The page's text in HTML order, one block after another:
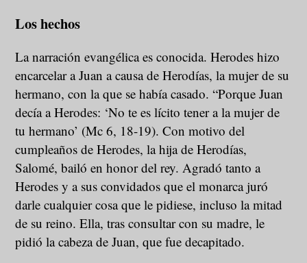
Los hechos
La narración evangélica es conocida. Herodes hizo
encarcelar a Juan a causa de Herodías, la mujer de su
hermano, con la que se había casado. “Porque Juan
decía a Herodes: ‘No te es lícito tener a la mujer de
tu hermano’ (Mc 6, 18-19). Con motivo del
cumpleaños de Herodes, la hija de Herodías,
Salomé, bailó en honor del rey. Agradó tanto a
Herodes y a sus convidados que el monarca juró
darle cualquier cosa que le pidiese, incluso la mitad
de su reino. Ella, tras consultar con su madre, le
pidió la cabeza de Juan, que fue decapitado.